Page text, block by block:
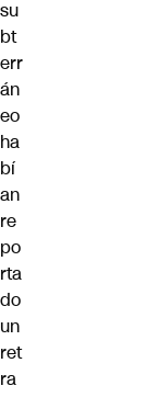
su
bt
err
án
eo
ha
bí
an
re
po
rta
do
un
ret
ra